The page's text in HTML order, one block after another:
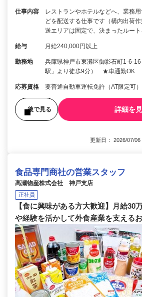
仕事内容
レストランやホテルなどへ、業務
どを配送する仕事です（構内出荷
送エリアは固定で、決まったルー
給与 月給240,000円以上
勤務地
兵庫県神戸市東灘区御影石町1-6-16
駅」より徒歩9分） ★車通勤OK
応募資格 要普通自動車運転免許（AT限定
後で見る 詳細を
更新日： 2026/07/
食品専門商社の営業スタッフ
高瀬物産株式会社 神戸支店
正社員
【食に興味がある方大歓迎】月給30
や経験を活かして外食産業を支える